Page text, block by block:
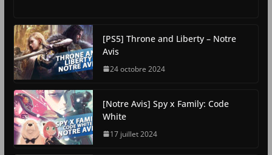
[PS5] Throne and Liberty – Notre
Avis
24 octobre 2024
[Notre Avis] Spy x Family: Code
White
17 juillet 2024